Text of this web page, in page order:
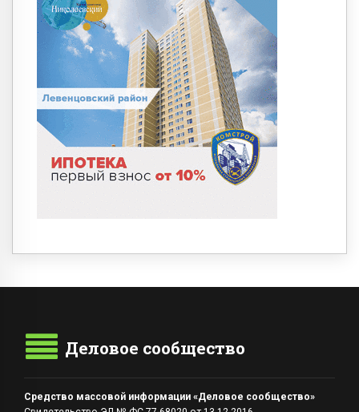
Деловое сообщество
Средство массовой информации «Деловое сообщество»